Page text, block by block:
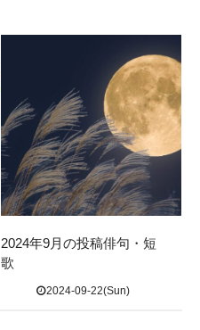
2024年9月の投稿俳句・短
歌
2024-09-22(Sun)